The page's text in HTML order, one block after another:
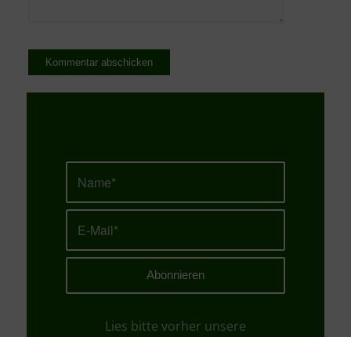
Lies bitte vorher unsere